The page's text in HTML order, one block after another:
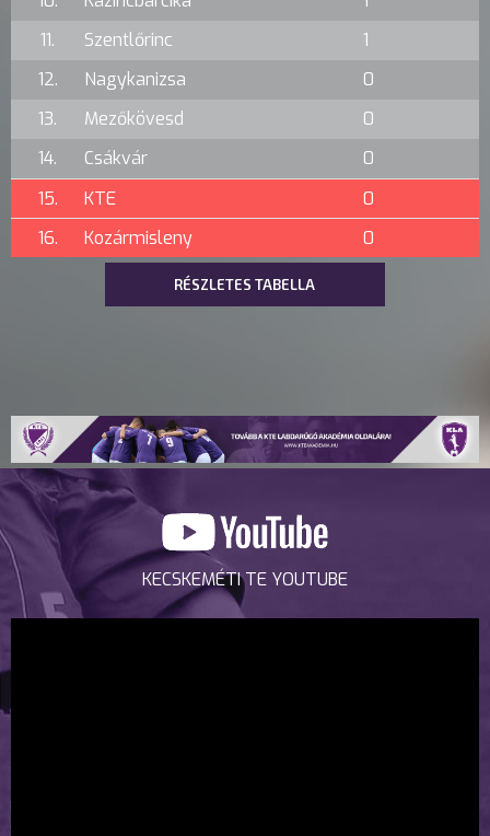
11.
Szentlőrinc
1
12.
Nagykanizsa
0
13.
Mezőkövesd
0
14.
Csákvár
0
15.
KTE
0
16.
Kozármisleny 0
RÉSZLETES TABELLA
KECSKEMÉTI TE YOUTUBE